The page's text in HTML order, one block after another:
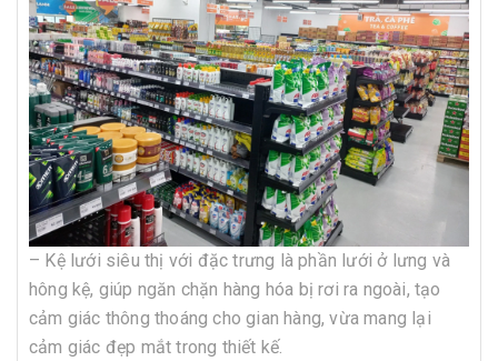
– Kệ lưới siêu thị với đặc trưng là phần lưới ở lưng và
hông kệ, giúp ngăn chặn hàng hóa bị rơi ra ngoài, tạo
cảm giác thông thoáng cho gian hàng, vừa mang lại
cảm giác đẹp mắt trong thiết kế.